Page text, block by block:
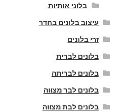
בלוני אותיות
עיצוב בלונים בחדר
זרי בלונים
בלונים לברית
בלונים לבריתה
בלונים לבר מצווה
בלונים לבת מצווה